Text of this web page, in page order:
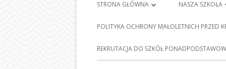
Menu
główne
STRONA GŁÓWNA
PLAN LEKCJI
DZIENNIK ELEKTRONICZNY E-
NASZA SZKOŁA
HISTORIA
BARCICACH
POLITYKA OCHRONY MAŁOLETNICH PRZED
REKRUTACJA DO SZKÓŁ